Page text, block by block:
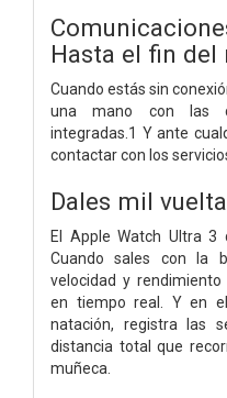
Hasta el fin del
Cuando estás sin
una mano con las
integradas.1 Y ante
contactar con los
Dales mil
El Apple Watch Ultra 3
Cuando sales con la
velocidad y
en tiempo real. Y en
natación, registra las
distancia total que
muñeca.